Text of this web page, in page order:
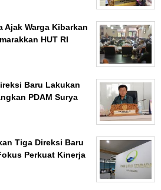
Ajak Warga Kibarkan
HUT RI
Baru Lakukan
PDAM Surya
Tiga Direksi Baru
Perkuat Kinerja